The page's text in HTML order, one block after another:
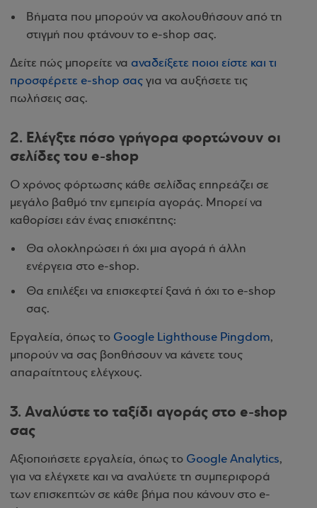
Βήματα που μπορούν να ακολουθήσουν από τη
στιγμή που φτάνουν το e-shop σας.
Δείτε πώς μπορείτε να αναδείξετε ποιοι είστε και τι
προσφέρετε e-shop σας για να αυξήσετε τις
πωλήσεις σας.
2. Ελέγξτε πόσο γρήγορα φορτώνουν οι
σελίδες του e-shop
Ο χρόνος φόρτωσης κάθε σελίδας επηρεάζει σε
μεγάλο βαθμό την εμπειρία αγοράς. Μπορεί να
καθορίσει εάν ένας επισκέπτης:
Θα ολοκληρώσει ή όχι μια αγορά ή άλλη
ενέργεια στο e-shop.
Θα επιλέξει να επισκεφτεί ξανά ή όχι το e-shop
σας.
Εργαλεία, όπως το Google Lighthouse Pingdom,
μπορούν να σας βοηθήσουν να κάνετε τους
απαραίτητους ελέγχους.
3. Αναλύστε το ταξίδι αγοράς στο e-shop
σας
Αξιοποιήσετε εργαλεία, όπως το Google Analytics,
για να ελέγχετε και να αναλύετε τη συμπεριφορά
των επισκεπτών σε κάθε βήμα που κάνουν στο e-